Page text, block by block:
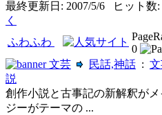
最終更新日: 2007/5/6 ヒット数
く
ふわふわ
0
文芸
民話,神話 :
説
創作小説と古事記の新解釈が
ジーがテーマの ...